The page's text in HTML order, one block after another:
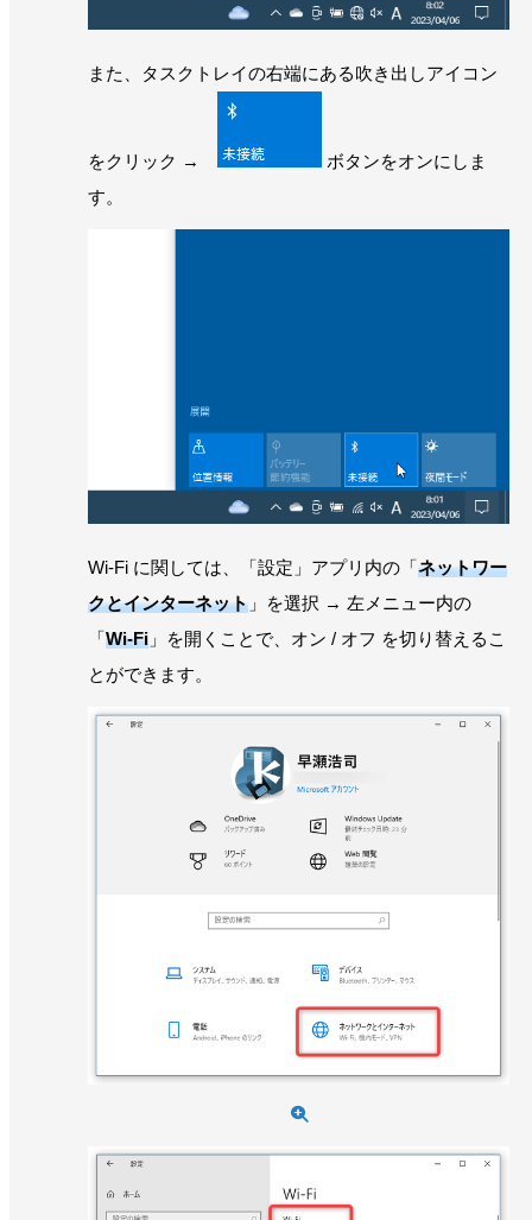
また、タスクトレイの右端にある吹き出しアイコン
をクリック →
ボタンをオンにしま
す。
Wi-Fi に関しては、「設定」アプリ内の「ネットワー
クとインターネット 」を選択 → 左メニュー内の
「Wi-Fi 」を開くことで、オン / オフ を切り替えるこ
とができます。